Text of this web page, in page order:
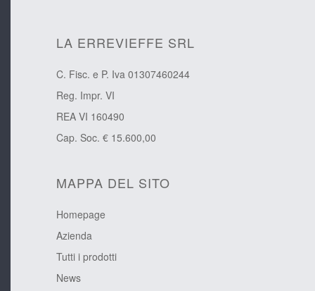
LA ERREVIEFFE SRL
C. Fisc. e P. Iva 01307460244
Reg. Impr. VI
REA VI 160490
Cap. Soc. € 15.600,00
MAPPA DEL SITO
Homepage
Azienda
Tutti i prodotti
News